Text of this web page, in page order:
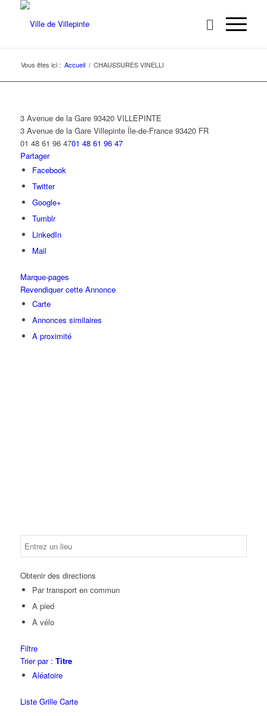
Vous êtes ici : Accueil / CHAUSSURES VINELLI
3 Avenue de la Gare 93420 VILLEPINTE
3 Avenue de la Gare Villepinte Île-de-France 93420 FR
01 48 61 96 4701 48 61 96 47
Partager
Facebook
Twitter
Google+
Tumblr
LinkedIn
Mail
Marque-pages
Revendiquer cette Annonce
Carte
Annonces similaires
A proximité
Obtenir des directions
Par transport en commun
A pied
À vélo
Filtre
Trier par : Titre
Aléatoire
Liste Grille Carte